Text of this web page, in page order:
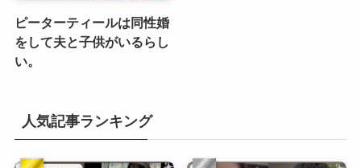
ピーターティールは同性婚
をして夫と子供がいるらし
い。
人気記事ランキング